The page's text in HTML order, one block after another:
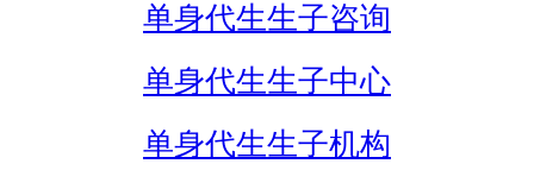
单身代生生子咨询
单身代生生子中心
单身代生生子机构